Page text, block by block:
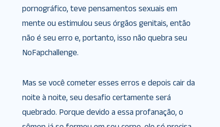
pornográfico, teve pensamentos sexuais em
mente ou estimulou seus órgãos genitais, então
não é seu erro e, portanto, isso não quebra seu
NoFapchallenge.
Mas se você cometer esses erros e depois cair da
noite à noite, seu desafio certamente será
quebrado. Porque devido a essa profanação, o